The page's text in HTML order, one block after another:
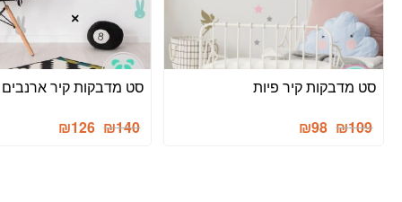
סט מדבקות קיר פיות
המחיר
₪109
המחיר
₪98
סט מדבקות קיר ארנבים
המחיר
₪140
המחיר
₪126